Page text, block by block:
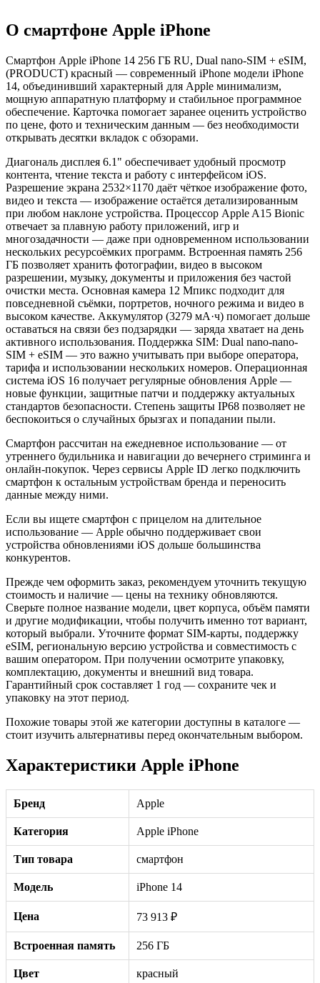
О смартфоне Apple iPhone
Смартфон Apple iPhone 14 256 ГБ RU, Dual nano-SIM + eSIM,
(PRODUCT) красный — современный iPhone модели iPhone
14, объединивший характерный для Apple минимализм,
мощную аппаратную платформу и стабильное программное
обеспечение. Карточка помогает заранее оценить устройство
по цене, фото и техническим данным — без необходимости
открывать десятки вкладок с обзорами.
Диагональ дисплея 6.1" обеспечивает удобный просмотр
контента, чтение текста и работу с интерфейсом iOS.
Разрешение экрана 2532×1170 даёт чёткое изображение фото,
видео и текста — изображение остаётся детализированным
при любом наклоне устройства. Процессор Apple A15 Bionic
отвечает за плавную работу приложений, игр и
многозадачности — даже при одновременном использовании
нескольких ресурсоёмких программ. Встроенная память 256
ГБ позволяет хранить фотографии, видео в высоком
разрешении, музыку, документы и приложения без частой
очистки места. Основная камера 12 Мпикс подходит для
повседневной съёмки, портретов, ночного режима и видео в
высоком качестве. Аккумулятор (3279 мА·ч) помогает дольше
оставаться на связи без подзарядки — заряда хватает на день
активного использования. Поддержка SIM: Dual nano-nano-
SIM + eSIM — это важно учитывать при выборе оператора,
тарифа и использовании нескольких номеров. Операционная
система iOS 16 получает регулярные обновления Apple —
новые функции, защитные патчи и поддержку актуальных
стандартов безопасности. Степень защиты IP68 позволяет не
беспокоиться о случайных брызгах и попадании пыли.
Смартфон рассчитан на ежедневное использование — от
утреннего будильника и навигации до вечернего стриминга и
онлайн-покупок. Через сервисы Apple ID легко подключить
смартфон к остальным устройствам бренда и переносить
данные между ними.
Если вы ищете смартфон с прицелом на длительное
использование — Apple обычно поддерживает свои
устройства обновлениями iOS дольше большинства
конкурентов.
Прежде чем оформить заказ, рекомендуем уточнить текущую
стоимость и наличие — цены на технику обновляются.
Сверьте полное название модели, цвет корпуса, объём памяти
и другие модификации, чтобы получить именно тот вариант,
который выбрали. Уточните формат SIM-карты, поддержку
eSIM, региональную версию устройства и совместимость с
вашим оператором. При получении осмотрите упаковку,
комплектацию, документы и внешний вид товара.
Гарантийный срок составляет 1 год — сохраните чек и
упаковку на этот период.
Похожие товары этой же категории доступны в каталоге —
стоит изучить альтернативы перед окончательным выбором.
Характеристики Apple iPhone
Бренд Apple
Категория Apple iPhone
Тип товара смартфон
Модель iPhone 14
Цена 73 913 ₽
Встроенная память 256 ГБ
Цвет красный